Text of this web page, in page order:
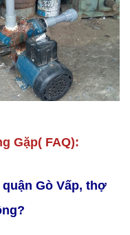
Gặp( FAQ):
Gò Vấp, thợ